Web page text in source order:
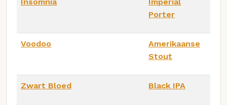
Porter
Voodoo
Amerikaanse
Stout
Zwart Bloed Black IPA